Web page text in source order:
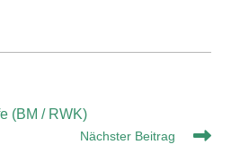
(BM / RWK)
Nächster Beitrag